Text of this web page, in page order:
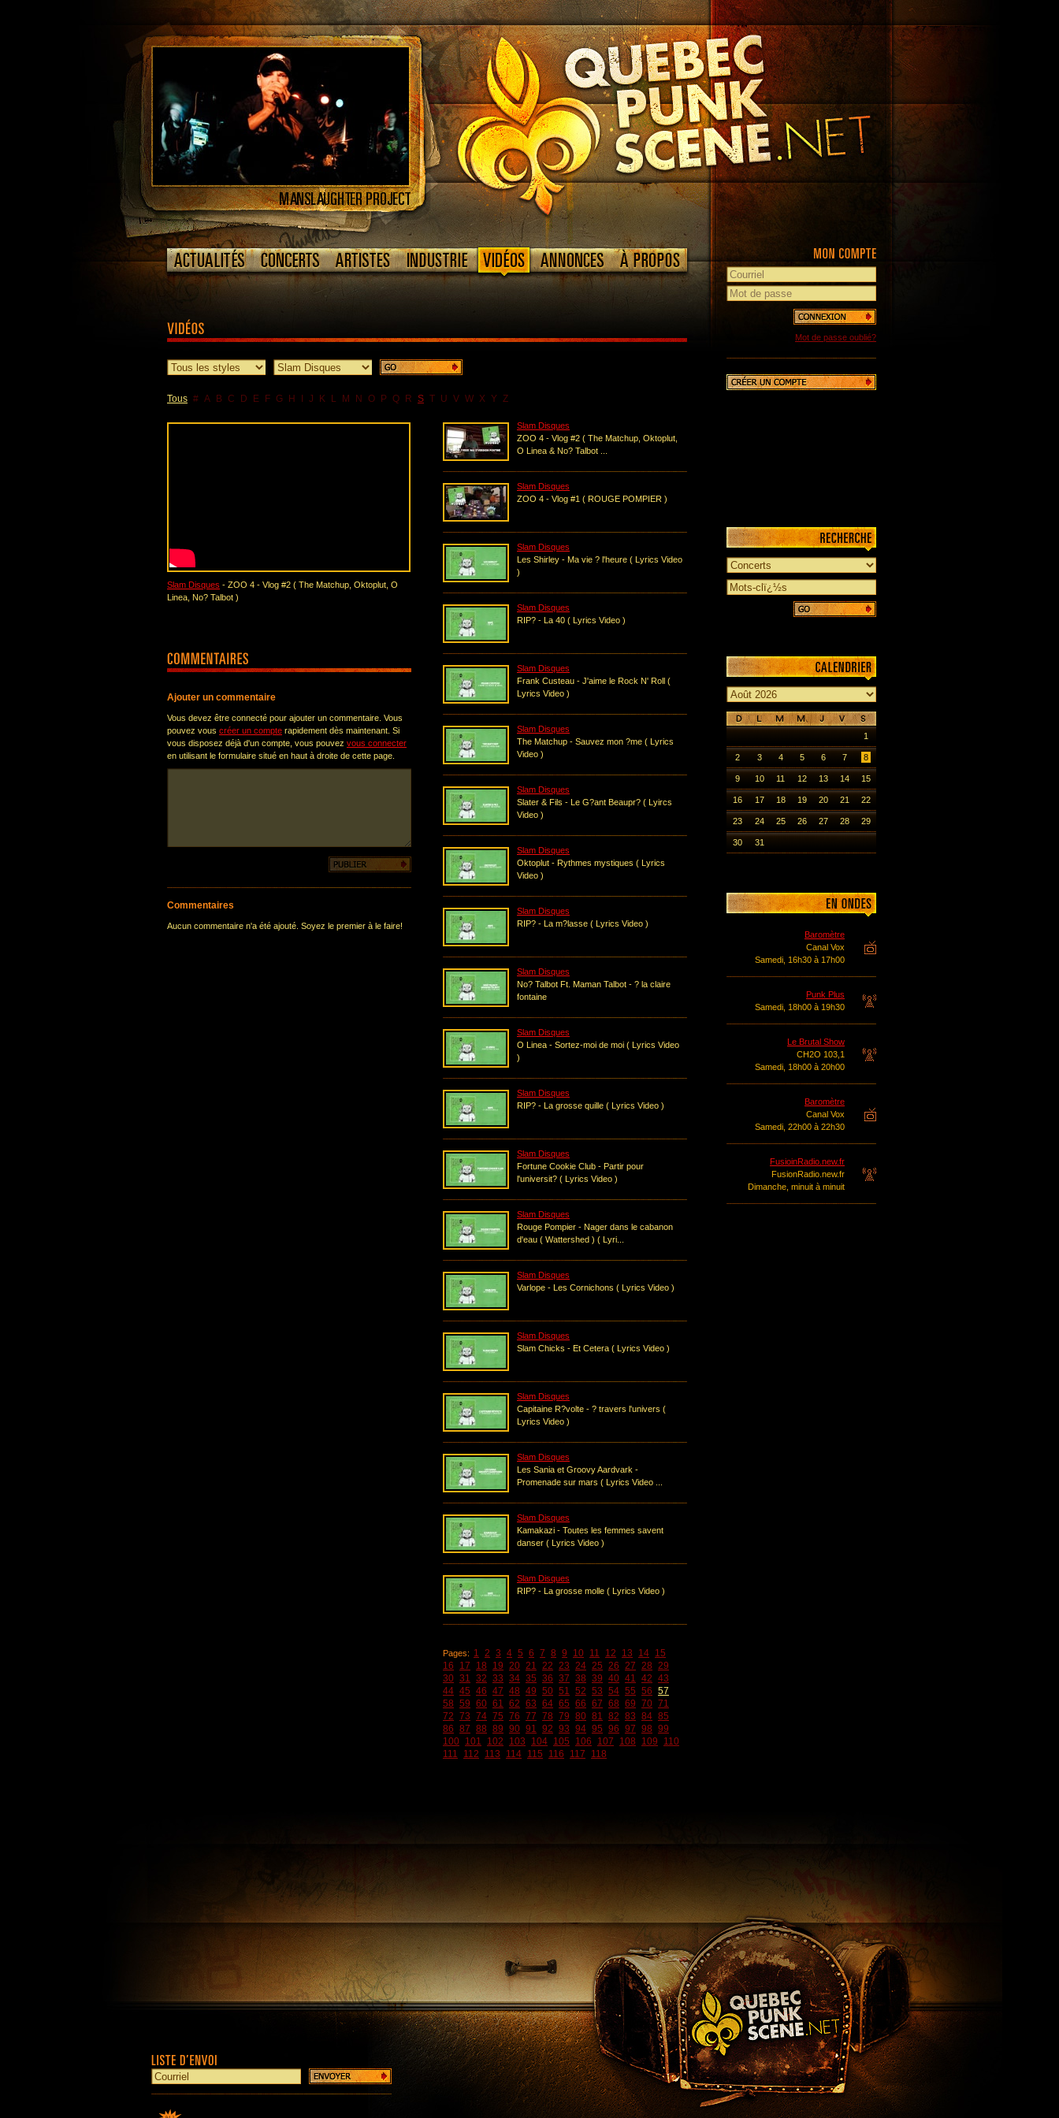
Tous # A B C D E F G H J K L M N O P Q R S T U V W X Y Z
Slam Disques - ZOO 4 - Vlog #2 ( The Matchup, Oktoplut, O
Linea, No? Talbot )
Ajouter un commentaire
Vous devez être connecté pour ajouter un commentaire. Vous
pouvez vous créer un compte rapidement dès maintenant. Si
vous disposez déjà d'un compte, vous pouvez vous connecter
en utilisant le formulaire situé en haut à droite de cette page.
Commentaires
Aucun commentaire n'a été ajouté. Soyez le premier à le faire!
Slam Disques
ZOO 4 - Vlog #2 ( The Matchup, Oktoplut,
O Linea & No? Talbot ...
Slam Disques
ZOO 4 - Vlog #1 ( ROUGE POMPIER )
Slam Disques
Les Shirley - Ma vie ? l'heure ( Lyrics Video
)
Slam Disques
RIP? - La 40 ( Lyrics Video )
Slam Disques
Frank Custeau - J'aime le Rock N' Roll (
Lyrics Video )
Slam Disques
The Matchup - Sauvez mon ?me ( Lyrics
Video )
Slam Disques
Slater & Fils - Le G?ant Beaupr? ( Lyircs
Video )
Slam Disques
Oktoplut - Rythmes mystiques ( Lyrics
Video )
Slam Disques
RIP? - La m?lasse ( Lyrics Video )
Slam Disques
No? Talbot Ft. Maman Talbot - ? la claire
fontaine
Slam Disques
O Linea - Sortez-moi de moi ( Lyrics Video
)
Slam Disques
RIP? - La grosse quille ( Lyrics Video )
Slam Disques
Fortune Cookie Club - Partir pour
l'universit? ( Lyrics Video )
Slam Disques
Rouge Pompier - Nager dans le cabanon
d'eau ( Wattershed ) ( Lyri...
Slam Disques
Varlope - Les Cornichons ( Lyrics Video )
Slam Disques
Slam Chicks - Et Cetera ( Lyrics Video )
Slam Disques
Capitaine R?volte - ? travers l'univers (
Lyrics Video )
Slam Disques
Les Sania et Groovy Aardvark -
Promenade sur mars ( Lyrics Video ...
Slam Disques
Kamakazi - Toutes les femmes savent
danser ( Lyrics Video )
Slam Disques
RIP? - La grosse molle ( Lyrics Video )
Pages: 1 2 3 4 5 6 7 8 9 10 11 12 13 14 15
16
17 18 19 20 21 22 23 24 25 26 27 28 29
30 31 32 33 34 35 36 37 38 39 40 41 42 43
44 45 46 47 48 49 50 51 52 53 54 55 56 57
58 59 60 61 62 63 64 65 66 67 68 69 70 71
72 73 74 75 76 77 78 79 80 81 82 83 84 85
86 87 88 89 90 91 92 93 94 95 96 97 98 99
100 101 102 103 104 105 106 107 108 109
110
111
112 113 114 115 116 117 118
Mot de passe oublié?
1
2 3 4 5 6 7 8
9 10 11 12 13 14 15
16 17 18 19 20 21 22
23 24 25 26 27 28 29
30 31
Baromètre
Canal Vox
Samedi, 16h30 à 17h00
Punk Plus
Samedi, 18h00 à 19h30
Le Brutal Show
CH2O 103,1
Samedi, 18h00 à 20h00
Baromètre
Canal Vox
Samedi, 22h00 à 22h30
FusioinRadio.new.fr
FusionRadio.new.fr
Dimanche, minuit à minuit